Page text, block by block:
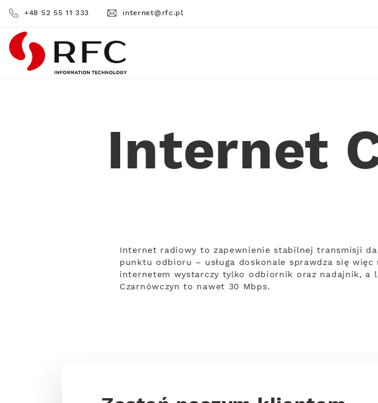
+48 52 55 11 333 internet@rfc.pl
RFC
Internet
Internet radiowy to zapewnienie stabilnej transmisji
punktu odbioru – usługa doskonale sprawdza się
internetem wystarczy tylko odbiornik oraz nadajnik, a
Czarnówczyn to nawet 30 Mbps.